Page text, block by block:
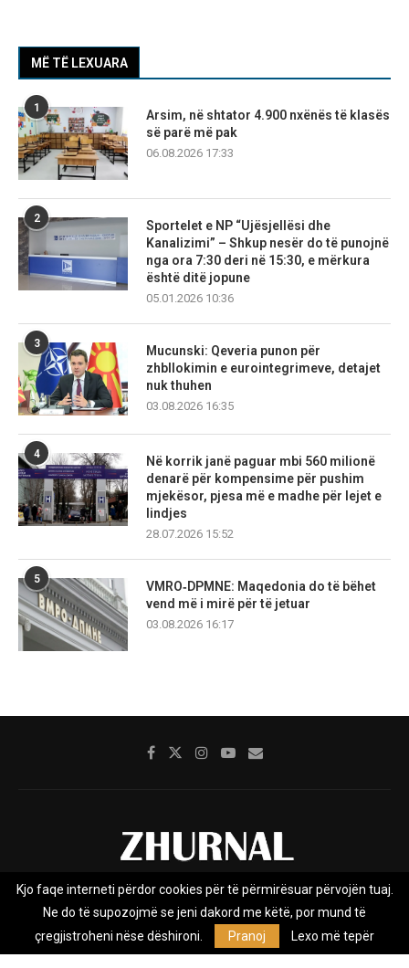
MË TË LEXUARA
1
Arsim, në shtator 4.900 nxënës të klasës
së parë më pak
06.08.2026 17:33
2
Sportelet e NP “Ujësjellësi dhe
Kanalizimi” – Shkup nesër do të punojnë
nga ora 7:30 deri në 15:30, e mërkura
është ditë jopune
05.01.2026 10:36
3
Mucunski: Qeveria punon për
zhbllokimin e eurointegrimeve, detajet
nuk thuhen
03.08.2026 16:35
4
Në korrik janë paguar mbi 560 milionë
denarë për kompensime për pushim
mjekësor, pjesa më e madhe për lejet e
lindjes
28.07.2026 15:52
5
VMRO‑DPMNE: Maqedonia do të bëhet
vend më i mirë për të jetuar
03.08.2026 16:17
Rreth nesh Impresumi Marketing
Privacy Policy
Zhurnal.mk është Agjenci e Lajmeve e pavarur, e themeluar në vitin
Kjo faqe interneti përdor cookies për të përmirësuar përvojën tuaj.
Ne do të supozojmë se jeni dakord me këtë, por mund të
çregjistroheni nëse dëshironi.
Pranoj Lexo më tepër